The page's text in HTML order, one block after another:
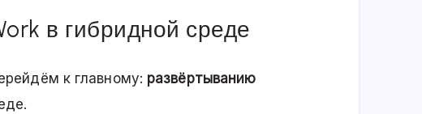
в гибридной среде
к главному: развёртыванию